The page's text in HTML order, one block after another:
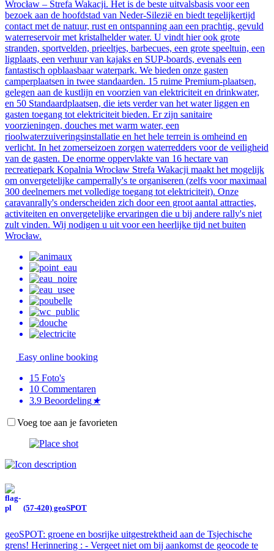
Wrocław – Strefa Wakacji. Het is de beste uitvalsbasis voor een
bezoek aan de hoofdstad van Neder-Silezië en biedt tegelijkertijd
contact met de natuur, rust en ontspanning aan een prachtig, gevuld
waterreservoir met kristalhelder water. U vindt hier ook grote
stranden, sportvelden, prieeltjes, barbecues, een grote speeltuin, een
ligplaats, een verhuur van kajaks en SUP-boards, evenals een
fantastisch opblaasbaar waterpark. We bieden onze gasten
camperplaatsen in twee standaarden. 15 ruime Premium-plaatsen,
gelegen aan de kustlijn en voorzien van elektriciteit en drinkwater,
en 50 Standaardplaatsen, die iets verder van het water liggen en
gasten toegang tot elektriciteit bieden. Er zijn sanitaire
voorzieningen, douches met warm water, een
rioolwaterzuiveringsinstallatie en het hele terrein is omheind en
verlicht. In het zomerseizoen zorgen waterredders voor de veiligheid
van de gasten. De enorme oppervlakte van 16 hectare van
recreatiepark Kopalnia Wrocław Strefa Wakacji maakt het mogelijk
om onvergetelijke camperrally's te organiseren (zelfs voor maximaal
300 deelnemers met volledige toegang tot elektriciteit). Onze
caravanrally's onderscheiden zich door een groot aantal attracties,
activiteiten en onvergetelijke ervaringen die u bij andere rally's niet
zult vinden. Wij nodigen u uit voor een heerlijke tijd net buiten
Wrocław.
Easy online booking
15 Foto's
10 Commentaren
3.9 Beoordeling★
Voeg toe aan je favorieten
(57-420) geoSPOT
geoSPOT: groene en bosrijke uitgestrektheid aan de Tsjechische
grens! Herinnering : - Vergeet niet om bij aankomst de geocode te